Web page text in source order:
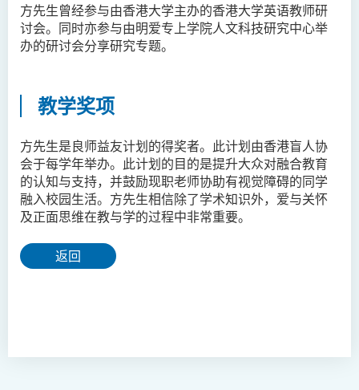
方先生曾经参与由香港大学主办的香港大学英语教师研
讨会。同时亦参与由明爱专上学院人文科技研究中心举
办的研讨会分享研究专题。
教学奖项
方先生是良师益友计划的得奖者。此计划由香港盲人协
会于每学年举办。此计划的目的是提升大众对融合教育
的认知与支持，并鼓励现职老师协助有视觉障碍的同学
融入校园生活。方先生相信除了学术知识外，爱与关怀
及正面思维在教与学的过程中非常重要。
返回
学生活动
人文及语言学院通讯
圣方济各人文科技奖(2024年)
获奖名单
旁听生计划
人文科技研究中心